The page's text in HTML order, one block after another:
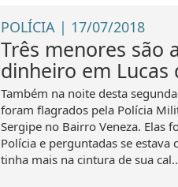
POLÍCIA | 17/07/2018
Três menores são
dinheiro em Lucas
Também na noite desta
foram flagrados pela Polícia
Sergipe no Bairro Veneza. Elas
Polícia e perguntadas se
tinha mais na cintura de sua